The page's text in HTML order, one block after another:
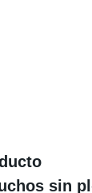
sin